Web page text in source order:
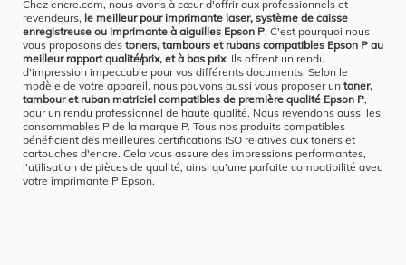
Chez encre.com, nous avons à cœur d'offrir aux professionnels et
revendeurs, le meilleur pour imprimante laser, système de caisse
enregistreuse ou imprimante à aiguilles Epson P. C'est pourquoi nous
vous proposons des toners, tambours et rubans compatibles Epson P au
meilleur rapport qualité/prix, et à bas prix. Ils offrent un rendu
d'impression impeccable pour vos différents documents. Selon le
modèle de votre appareil, nous pouvons aussi vous proposer un toner,
tambour et ruban matriciel compatibles de première qualité Epson P,
pour un rendu professionnel de haute qualité. Nous revendons aussi les
consommables P de la marque P. Tous nos produits compatibles
bénéficient des meilleures certifications ISO relatives aux toners et
cartouches d'encre. Cela vous assure des impressions performantes,
l'utilisation de pièces de qualité, ainsi qu'une parfaite compatibilité avec
votre imprimante P Epson.